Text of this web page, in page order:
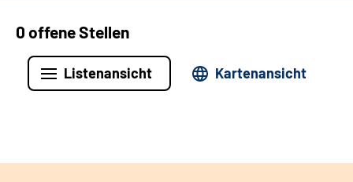
0 offene Stellen
Listenansicht Kartenansicht